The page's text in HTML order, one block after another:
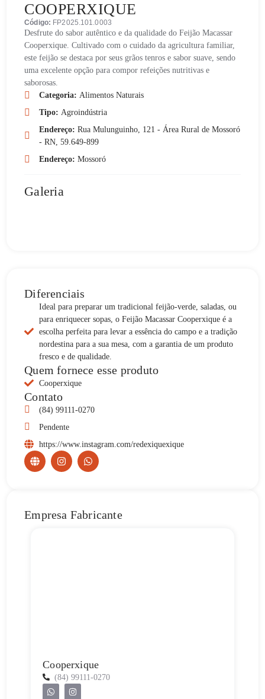
COOPERXIQUE
Código: FP2025.101.0003
Desfrute do sabor autêntico e da qualidade do Feijão Macassar
Cooperxique. Cultivado com o cuidado da agricultura familiar,
este feijão se destaca por seus grãos tenros e sabor suave, sendo
uma excelente opção para compor refeições nutritivas e
saborosas.
Categoria:Alimentos Naturais
Tipo:Agroindústria
Endereço:Rua Mulunguinho, 121 - Área Rural de Mossoró
- RN, 59.649-899
Endereço:Mossoró
Galeria
Diferenciais
Ideal para preparar um tradicional feijão-verde, saladas, ou
para enriquecer sopas, o Feijão Macassar Cooperxique é a
escolha perfeita para levar a essência do campo e a tradição
nordestina para a sua mesa, com a garantia de um produto
fresco e de qualidade.
Quem fornece esse produto
Cooperxique
Contato
(84) 99111-0270
Pendente
https://www.instagram.com/redexiquexique
Empresa Fabricante
Cooperxique
(84) 99111-0270